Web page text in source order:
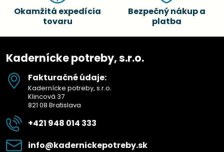
Okamžitá expedícia
tovaru
Bezpečný nákup a
platba
Kadernícke potreby, s.r.o.
Fakturačné údaje:
Kadernícke potreby, s.r.o.
Klincová 37
821 08 Bratislava
+421 948 014 333
info​@kadernickepotreby​.sk